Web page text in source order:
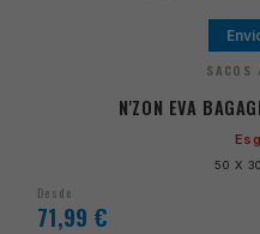
SACOS
N'ZON EVA
50 X
Desde
71,99 €